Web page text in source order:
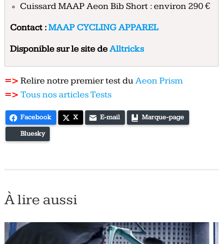
Cuissard MAAP Aeon Bib Short : environ 290 €
Contact :MAAP CYCLING APPAREL
Disponible sur le site deAlltricks
=> Relire notre premier test duAeon Prism
=> Tous nos articles Tests
Facebook X E-mail Marque-page
Bluesky
À lire aussi